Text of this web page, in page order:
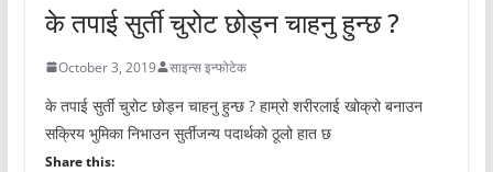
के तपाई सुर्ती चुरोट छोड्न चाहनु हुन्छ ?
October 3, 2019 साइन्स इन्फोटेक
के तपाई सुर्ती चुरोट छोड्न चाहनु हुन्छ ? हाम्रो शरीरलाई खोक्रो बनाउन
सक्रिय भुमिका निभाउन सुर्तीजन्य पदार्थको ठूलो हात छ
Share this: